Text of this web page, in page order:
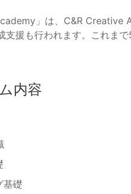
」は、C&R
支援も行われます。これま
内容
基礎